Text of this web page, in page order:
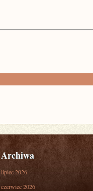
Archiwa
lipiec 2026
czerwiec 2026